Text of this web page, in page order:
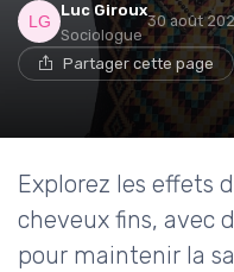
Luc Giroux
Sociologue
30 août
Partager cette page
Explorez les effets
cheveux fins, avec
pour maintenir la